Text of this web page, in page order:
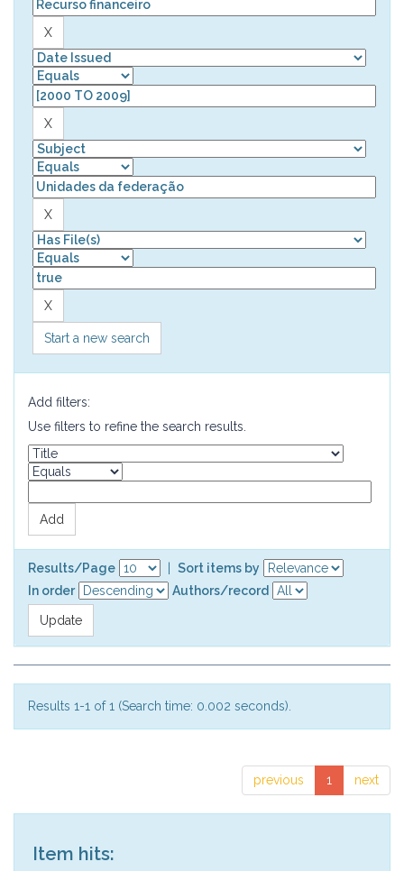
Start a new search
Add filters:
Use filters to refine the search results.
Results/Page
Sort items by
In order
Authors/record
Results 1-1 of 1 (Search time: 0.002 seconds).
previous 1 next
Item hits: